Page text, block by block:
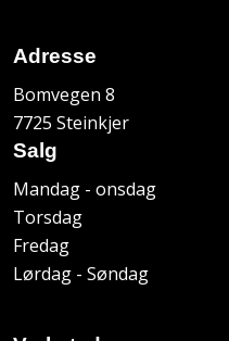
Adresse
Bomvegen 8
7725 Steinkjer
Salg
Mandag - onsdag
Torsdag
Fredag
Lørdag - Søndag